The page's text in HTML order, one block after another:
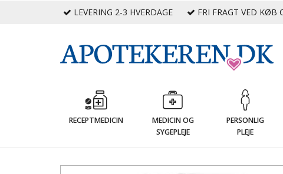
LEVERING 2-3 HVERDAGE FRI FRAGT VED KØB
RECEPTMEDICIN
MEDICIN OG
SYGEPLEJE
PERSONLIG
PLEJE